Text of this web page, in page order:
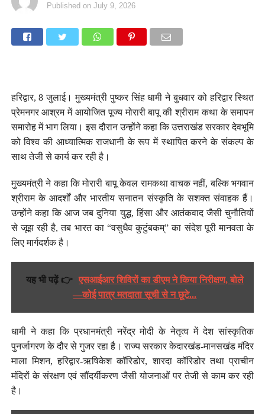
Published on July 9, 2026
हरिद्वार, 8 जुलाई। मुख्यमंत्री पुष्कर सिंह धामी ने बुधवार को हरिद्वार स्थित
प्रेमनगर आश्रम में आयोजित पूज्य मोरारी बापू की श्रीराम कथा के समापन
समारोह में भाग लिया। इस दौरान उन्होंने कहा कि उत्तराखंड सरकार देवभूमि
को विश्व की आध्यात्मिक राजधानी के रूप में स्थापित करने के संकल्प के
साथ तेजी से कार्य कर रही है।
मुख्यमंत्री ने कहा कि मोरारी बापू केवल रामकथा वाचक नहीं, बल्कि भगवान
श्रीराम के आदर्शों और भारतीय सनातन संस्कृति के सशक्त संवाहक हैं।
उन्होंने कहा कि आज जब दुनिया युद्ध, हिंसा और आतंकवाद जैसी चुनौतियों
से जूझ रही है, तब भारत का “वसुधैव कुटुंबकम्” का संदेश पूरी मानवता के
लिए मार्गदर्शक है।
यह भी पढ़ें 👉 एसआईआर शिविरों का डीएम ने किया निरीक्षण, बोले
—कोई पात्र मतदाता सूची से न छूटे...
धामी ने कहा कि प्रधानमंत्री नरेंद्र मोदी के नेतृत्व में देश सांस्कृतिक
पुनर्जागरण के दौर से गुजर रहा है। राज्य सरकार केदारखंड-मानसखंड मंदिर
माला मिशन, हरिद्वार-ऋषिकेश कॉरिडोर, शारदा कॉरिडोर तथा प्राचीन
मंदिरों के संरक्षण एवं सौंदर्यीकरण जैसी योजनाओं पर तेजी से काम कर रही
है।